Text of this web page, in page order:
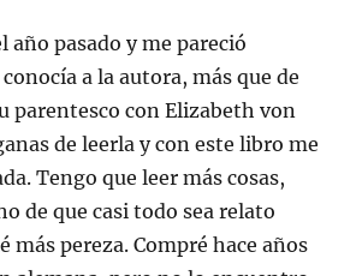
año pasado y me pareció
a la autora, más que de
parentesco con Elizabeth von
de leerla y con este libro me
Tengo que leer más cosas,
de que casi todo sea relato
más pereza. Compré hace años